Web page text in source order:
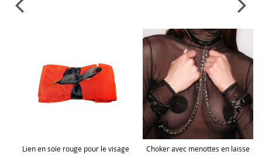
Lien en soie rouge pour le visage
Choker avec menottes en laisse